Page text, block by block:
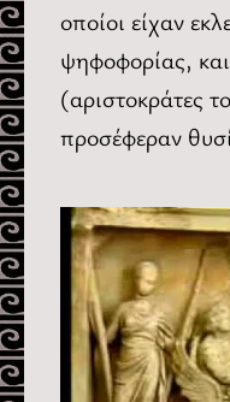
οποίοι είχαν
ψηφοφορίας,
(αριστοκράτες
προσέφεραν